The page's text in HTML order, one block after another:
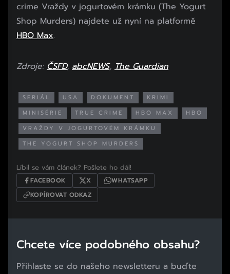
crime Vraždy v jogurtovém krámku (The Yogurt
Shop Murders) najdete už nyní na platformě
HBO Max.
Zdroje: ČSFD, abcNEWS, The Guardian
SERIÁL USA DOKUMENT
KRIMI
MINISÉRIE
TRUE CRIME HBO MAX
HBO
VRAŽDY V JOGURTOVÉM KRÁMKU
THE YOGURT SHOP MURDERS
Líbil se vám článek? Pošlete ho dál!
FACEBOOK X
WHATSAPP
KOPÍROVAT ODKAZ
Chcete více podobného obsahu?
Přihlaste se do našeho newsletteru a buďte